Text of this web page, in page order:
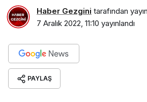
Haber Gezgini tarafından
7 Aralık 2022, 11:10 yayınlandı
PAYLAŞ